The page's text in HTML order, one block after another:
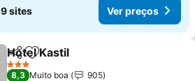
9 sites Ver preços
PartilharAdicionar aos favoritos
Hotel Kastil
3 Estrelas
8,3 Muito boa
905